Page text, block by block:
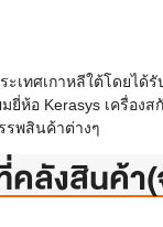
ศเกาหลีใต้โดยได้รั
อ Kerasys เครื่อง
รพสินค้าต่างๆ
คลังสินค้